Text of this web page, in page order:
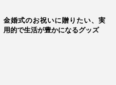
続けると疲れてきますが、
立ち上がるチャンス。
ですが、「坐骨で座る」を
腰気味だったことに気づき
金婚式のお祝いに贈りたい、実
用的で生活が豊かになるグッズ